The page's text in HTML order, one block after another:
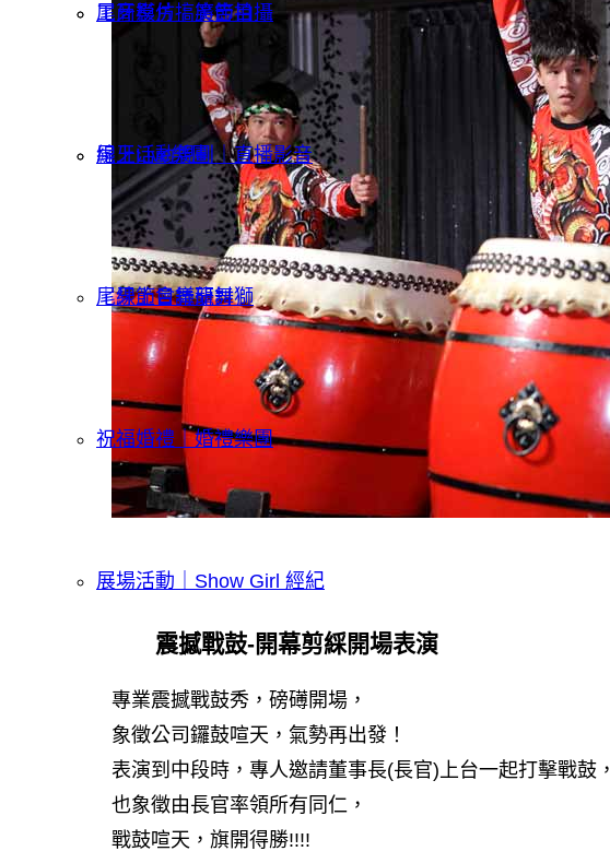
工商影片｜廣告拍攝
線上活動規劃｜直播影音
｜線上會議研討
祝福婚禮｜婚禮樂團
展場活動｜Show Girl 經紀
尾牙模仿搞笑節目
尾牙Live樂團
尾牙節目舞龍舞獅
震撼戰鼓-開幕剪綵開場表演
專業震撼戰鼓秀，磅礡開場，
象徵公司鑼鼓喧天，氣勢再出發！
表演到中段時，專人邀請董事長(長官)上台一起打擊戰鼓，
也象徵由長官率領所有同仁，
戰鼓喧天，旗開得勝!!!!